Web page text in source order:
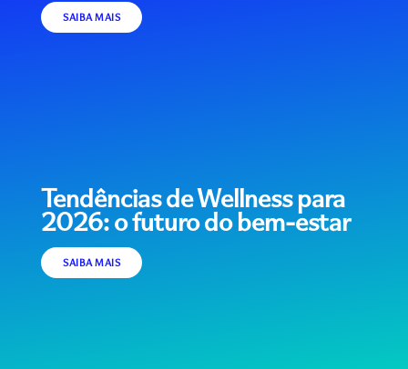
SAIBA MAIS
Tendências de Wellness para
2026: o futuro do bem-estar
SAIBA MAIS